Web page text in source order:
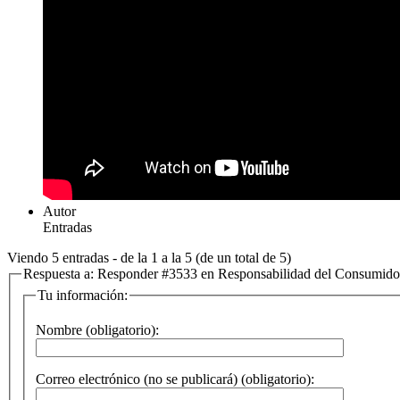
Autor
Entradas
Viendo 5 entradas - de la 1 a la 5 (de un total de 5)
Respuesta a: Responder #3533 en Responsabilidad del
Tu información:
Nombre (obligatorio):
Correo electrónico (no se publicará) (obligatorio):